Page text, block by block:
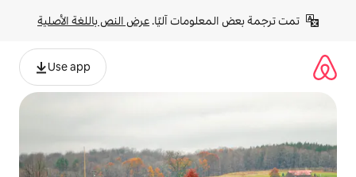
آليًا. عرض النص باللغة الأصلية